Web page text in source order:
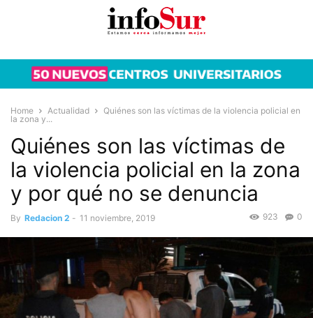
Home Actualidad
Quiénes son las víctimas de la violencia policial en
la zona y...
Quiénes son las víctimas de
la violencia policial en la zona
y por qué no se denuncia
By Redacion 2 - 11 noviembre, 2019 0
923